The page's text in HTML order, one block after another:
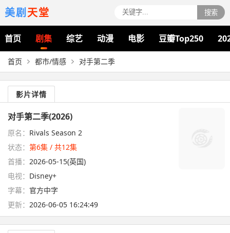
美剧天堂 搜索
首页 剧集 综艺 动漫 电影 豆瓣Top250
首页 都市/情感 对手第二季
影片详情
对手第二季(2026)
原名： Rivals Season 2
状态： 第6集 / 共12集
首播： 2026-05-15(英国)
电视： Disney+
字幕： 官方中字
更新： 2026-06-05 16:24:49